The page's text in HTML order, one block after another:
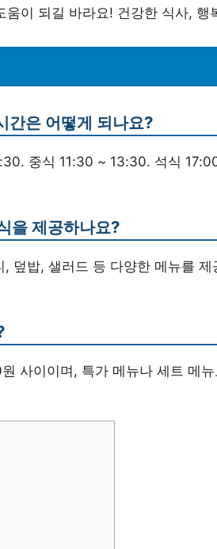
이 되길 바라요! 건강한 식사, 행
간은 어떻게 되나요?
중식 11:30 ~ 13:30. 석식
을 제공하나요?
덮밥, 샐러드 등 다양한 메뉴를 제
사이이며, 특가 메뉴나 세트 메뉴